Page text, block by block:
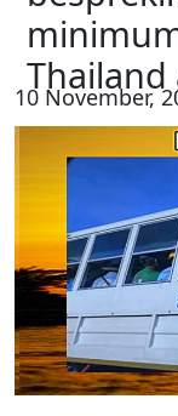
10 November,